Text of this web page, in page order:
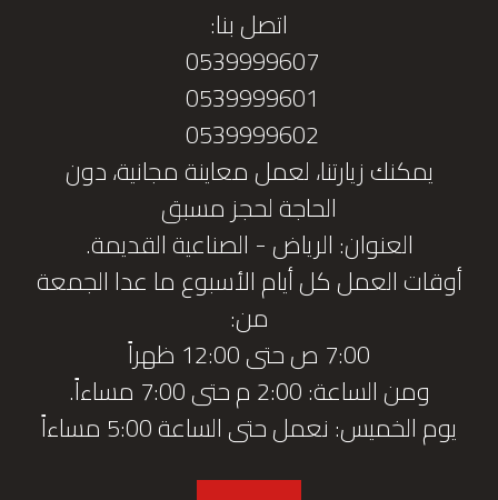
اتصل بنا:
0539999607
0539999601
0539999602
يمكنك زيارتنا، لعمل معاينة مجانية، دون
الحاجة لحجز مسبق
العنوان: الرياض - الصناعية القديمة.
أوقات العمل كل أيام الأسبوع ما عدا الجمعة
من:
7:00 ص حتى 12:00 ظهراً
ومن الساعة: 2:00 م حتى 7:00 مساءاً.
يوم الخميس: نعمل حتى الساعة 5:00 مساءاً